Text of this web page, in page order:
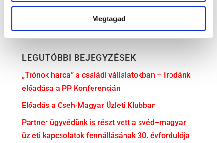
Megtagad
LEGUTÓBBI BEJEGYZÉSEK
„Trónok harca” a családi vállalatokban – Irodánk
előadása a PP Konferencián
Előadás a Cseh-Magyar Üzleti Klubban
Partner ügyvédünk is részt vett a svéd–magyar
üzleti kapcsolatok fennállásának 30. évfordulója